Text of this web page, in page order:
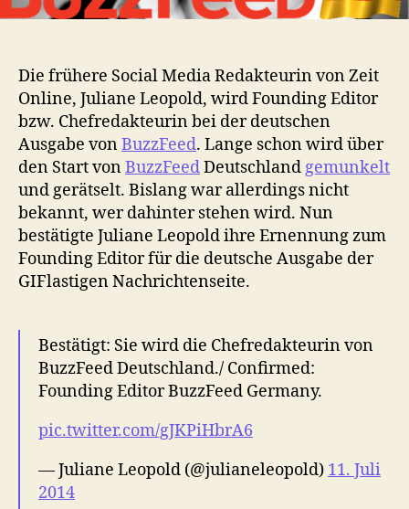
Die frühere Social Media Redakteurin von Zeit
Online, Juliane Leopold, wird Founding Editor
bzw. Chefredakteurin bei der deutschen
Ausgabe vonBuzzFeed. Lange schon wird über
den Start vonBuzzFeedDeutschlandgemunkelt
und gerätselt. Bislang war allerdings nicht
bekannt, wer dahinter stehen wird. Nun
bestätigte Juliane Leopold ihre Ernennung zum
Founding Editor für die deutsche Ausgabe der
GIFlastigen Nachrichtenseite.
Bestätigt: Sie wird die Chefredakteurin von
BuzzFeed Deutschland./ Confirmed:
Founding Editor BuzzFeed Germany.
pic.twitter.com/gJKPiHbrA6
— Juliane Leopold (@julianeleopold) 11. Juli
2014